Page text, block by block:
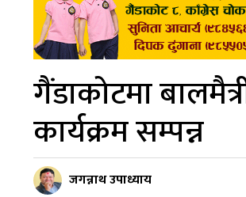
गैंडाकोटमा
कार्यक्रम सम्पन्न
जगन्नाथ उपाध्याय